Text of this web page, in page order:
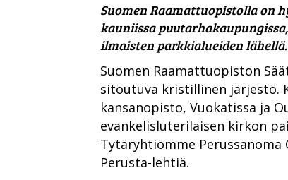
Suomen Raamattuopistolla on
kauniissa
ilmaisten parkkialueiden lähellä.
Suomen Raamattuopiston
sitoutuva kristillinen järjestö.
kansanopisto, Vuokatissa ja
evankelisluterilaisen kirkon
Tytäryhtiömme
Perusta-lehtiä.